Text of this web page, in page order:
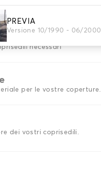
PREVIA
Versione 10/1990 - 06/2000
necessari
per le vostre coperture.
dei vostri coprisedili.